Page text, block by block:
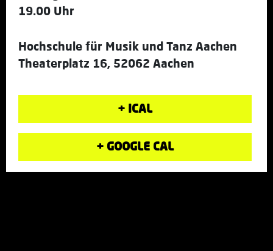
19.00 Uhr
Hochschule für Musik und Tanz Aachen
Theaterplatz 16, 52062 Aachen
+ ICAL
+ GOOGLE CAL